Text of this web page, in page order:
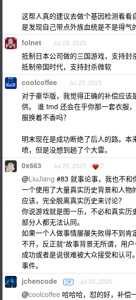
这帮人真的建议去做个基因检测看看
是发现自己带点外族血统是不是得气
folnet Jul 25, 2025
抵制日本公司做的三国游戏，支持封
抵制帝国时代，支持封杀微软
coolcoffee Jul 25, 2025
对于豪华版，我觉得正确的补偿应该
供。 谁 tmd 还会在乎你那一套衣服
服换着不香吗？
明末现在是成功断绝了后人的路。本
喷，但是没想到趟了个大雷。
0x663 Jul 25, 2025 7
@LiuJiang #83 就事论事，我也不和
一个使用了大量真实历史背景和人物
应该，完全脱离真实历史来讨论？
你说游戏就是图一乐，不必和真实历
部分人都无法认同。
如果一个人做事情屡屡失败得不到肯
不开，反正就“故事背景无所谓，用
成功或者是说很难被大众接受和认可
事件。
jchencode OP Jul 25, 2025
@coolcoffee 哈哈哈，怼的好，补偿